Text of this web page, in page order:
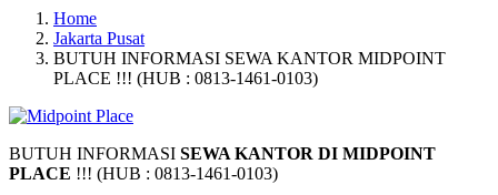
Home
Jakarta Pusat
BUTUH INFORMASI SEWA KANTOR MIDPOINT
PLACE !!! (HUB : 0813-1461-0103)
BUTUH INFORMASI SEWA KANTOR DI MIDPOINT
PLACE !!! (HUB : 0813-1461-0103)